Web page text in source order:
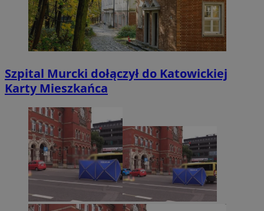
Szpital Murcki dołączył do Katowickiej
Karty Mieszkańca